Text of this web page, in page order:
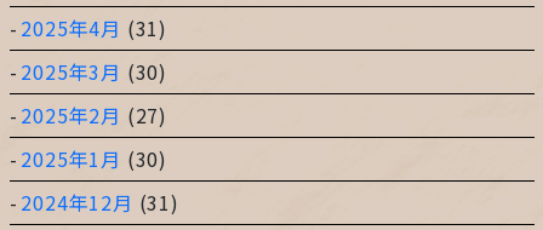
2025年4月 (31)
2025年3月 (30)
2025年2月 (27)
2025年1月 (30)
2024年12月 (31)